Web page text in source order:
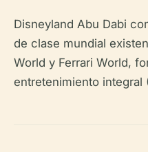
Disneyland Abu Dabi
de clase mundial
World y Ferrari World,
entretenimiento integral